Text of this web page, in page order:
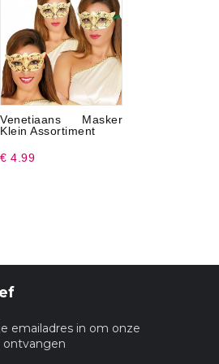
Venetiaans Masker
Klein Assortiment
€ 4.99
emailadres in om onze
ontvangen